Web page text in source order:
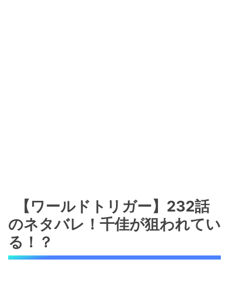
【ワールドトリガー】232話
のネタバレ！千佳が狙われてい
る！？